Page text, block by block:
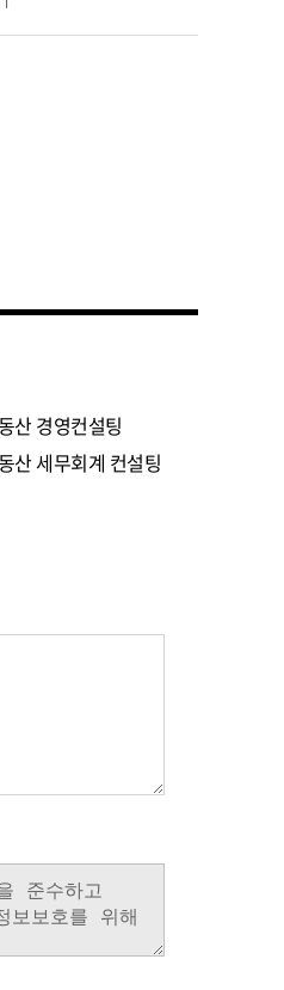
산 경영컨설팅
산 세무회계 컨설팅